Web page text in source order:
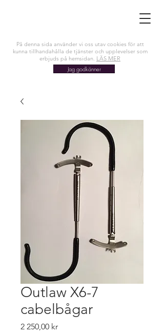
På denna sida använder vi oss utav cookies för att
kunna tillhandahålla de tjänster och upplevelser som
erbjuds på hemsidan. LÄS MER
Jag godkänner
Outlaw X6-7
cabelbågar
2 250,00 krPris